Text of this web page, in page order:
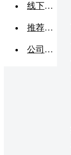
线下活动
推荐企业
公司转让